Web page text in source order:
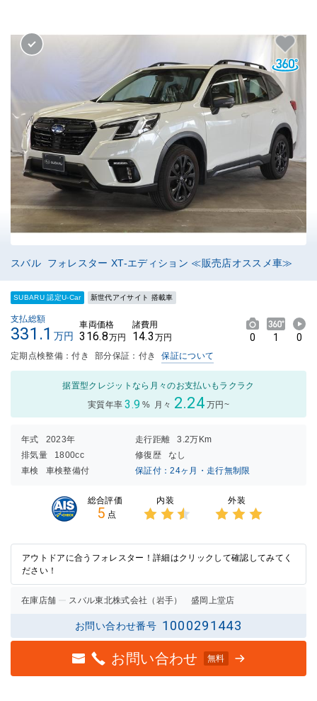
スバル フォレスター XT-エディション ≪販売店オススメ車≫
SUBARU 認定U-Car 新世代アイサイト 搭載車
支払総額
331.1 万円
車両価格
316.8万円
諸費用
14.3 万円 0 1 0
定期点検整備：付き 部分保証：付き 保証について
据置型クレジットなら月々のお支払いもラクラク
実質年率 3.9 % 月々 2.24 万円~
年式 2023年 走行距離
3.2万Km
排気量
1800cc 修復歴
なし
車検
車検整備付 保証付：24ヶ月・走行無制限
総合評価
5 点
内装
2.5点
の評価
外装
3点の
評価
アウトドアに合うフォレスター！詳細はクリックして確認してみてく
ださい！
在庫店舗 スバル東北株式会社（岩手） 盛岡上堂店
お問い合わせ番号 1000291443
お問い合わせ 無料